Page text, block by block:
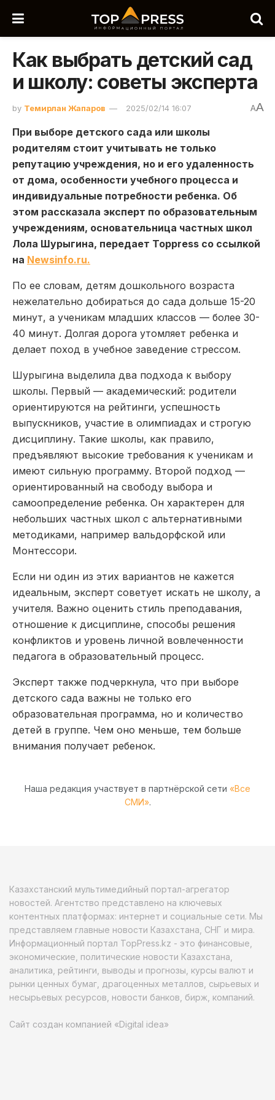
Как выбрать детский сад
и школу: советы эксперта
by Темирлан Жапаров 2025/02/14 16:07 AA
При выборе детского сада или школы
родителям стоит учитывать не только
репутацию учреждения, но и его удаленность
от дома, особенности учебного процесса и
индивидуальные потребности ребенка. Об
этом рассказала эксперт по образовательным
учреждениям, основательница частных школ
Лола Шурыгина, передает Toppress со ссылкой
на Newsinfo.ru.
По ее словам, детям дошкольного возраста
нежелательно добираться до сада дольше 15-20
минут, а ученикам младших классов — более 30-
40 минут. Долгая дорога утомляет ребенка и
делает поход в учебное заведение стрессом.
Шурыгина выделила два подхода к выбору
школы. Первый — академический: родители
ориентируются на рейтинги, успешность
выпускников, участие в олимпиадах и строгую
дисциплину. Такие школы, как правило,
предъявляют высокие требования к ученикам и
имеют сильную программу. Второй подход —
ориентированный на свободу выбора и
самоопределение ребенка. Он характерен для
небольших частных школ с альтернативными
методиками, например вальдорфской или
Монтессори.
Если ни один из этих вариантов не кажется
идеальным, эксперт советует искать не школу, а
учителя. Важно оценить стиль преподавания,
отношение к дисциплине, способы решения
конфликтов и уровень личной вовлеченности
педагога в образовательный процесс.
Эксперт также подчеркнула, что при выборе
детского сада важны не только его
образовательная программа, но и количество
детей в группе. Чем оно меньше, тем больше
внимания получает ребенок.
Наша редакция участвует в партнёрской сети «Все
СМИ».
Казахстанский мультимедийный портал-агрегатор
новостей. Агентство представлено на ключевых
контентных платформах: интернет и социальные сети. Мы
представляем главные новости Казахстана, СНГ и мира.
Информационный портал TopPress.kz - это финансовые,
экономические, политические новости Казахстана,
аналитика, рейтинги, выводы и прогнозы, курсы валют и
рынки ценных бумаг, драгоценных металлов, сырьевых и
несырьевых ресурсов, новости банков, бирж, компаний.
Сайт создан компанией «Digital idea»